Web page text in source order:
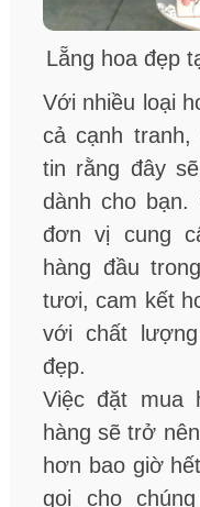
Lẵng hoa đẹp
Với nhiều loại
cả cạnh
tin rằng đây
dành cho
đơn vị cung
hàng đầu
tươi, cam kết
với chất
đẹp.
Việc đặt mua
hàng sẽ trở
hơn bao giờ
gọi cho